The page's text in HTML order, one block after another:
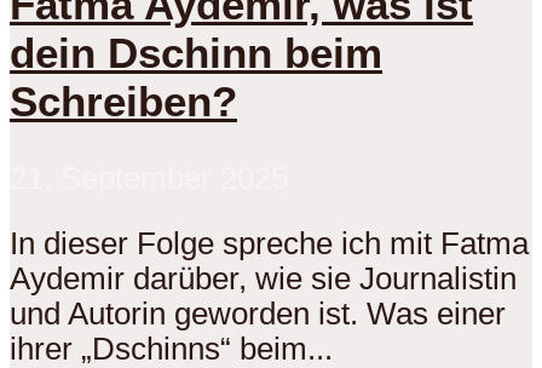
dein Dschinn beim
Schreiben?
In dieser Folge spreche ich mit Fatma
Aydemir darüber, wie sie Journalistin
und Autorin geworden ist. Was einer
ihrer „Dschinns“ beim...